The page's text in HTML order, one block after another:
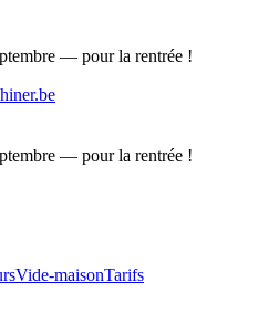
— pour la rentrée !
— pour la rentrée !
Vide-maisonTarifs